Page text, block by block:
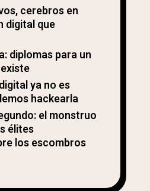
cerebros en
digital que
diplomas para un
ya no es
hackearla
el monstruo
élites
los escombros